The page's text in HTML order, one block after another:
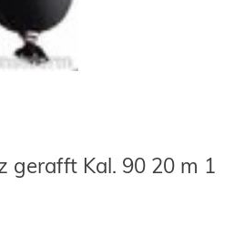
gerafft Kal. 90 20 m 1